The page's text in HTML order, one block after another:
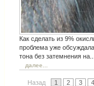
Как сделать из 9%
проблема уже
тона без затемнения на...
далее...
Назад 1 2 3 4